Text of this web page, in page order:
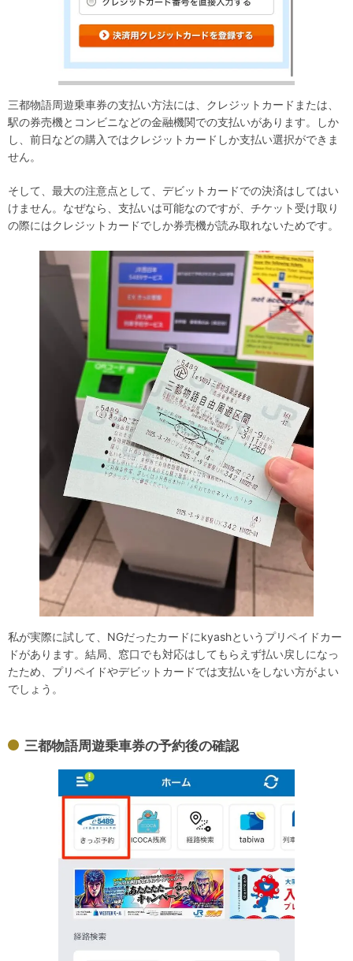
三都物語周遊乗車券の支払い方法には、クレジットカードまたは、
駅の券売機とコンビニなどの金融機関での支払いがあります。しか
し、前日などの購入ではクレジットカードしか支払い選択ができま
せん。
そして、最大の注意点として、デビットカードでの決済はしてはい
けません。なぜなら、支払いは可能なのですが、チケット受け取り
の際にはクレジットカードでしか券売機が読み取れないためです。
私が実際に試して、NGだったカードにkyashというプリペイドカー
ドがあります。結局、窓口でも対応はしてもらえず払い戻しになっ
たため、プリペイドやデビットカードでは支払いをしない方がよい
でしょう。
三都物語周遊乗車券の予約後の確認